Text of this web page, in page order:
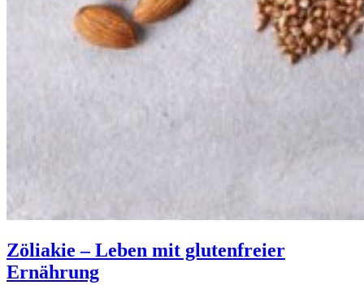
Zöliakie – Leben mit glutenfreier
Ernährung